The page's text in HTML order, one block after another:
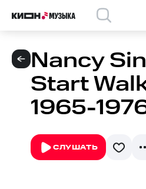
Nancy
Start
1965-
СЛУШАТЬ